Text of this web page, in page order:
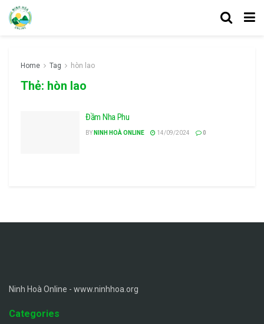
Home Tag hòn lao
Thẻ: hòn lao
Đầm Nha Phu
BY NINH HOÀ ONLINE 14/09/2024 0
Ninh Hoà Online - www.ninhhoa.org
Categories